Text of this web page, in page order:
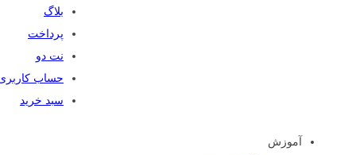
بلاگ
پرداخت
نت دو
حساب
سبد خرید
آموزش